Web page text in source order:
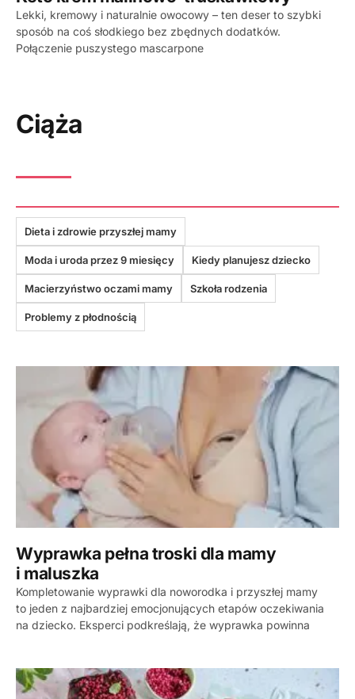
Lekki, kremowy i naturalnie owocowy – ten deser to szybki
sposób na coś słodkiego bez zbędnych dodatków.
Połączenie puszystego mascarpone
Ciąża
Dieta i zdrowie przyszłej mamy
Moda i uroda przez 9 miesięcy Kiedy planujesz dziecko
Macierzyństwo oczami mamy Szkoła rodzenia
Problemy z płodnością
Wyprawka pełna troski dla mamy
i maluszka
Kompletowanie wyprawki dla noworodka i przyszłej mamy
to jeden z najbardziej emocjonujących etapów oczekiwania
na dziecko. Eksperci podkreślają, że wyprawka powinna